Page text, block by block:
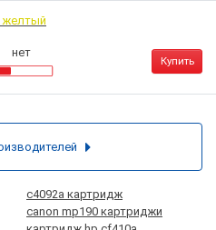
желтый
нет
Купить
c4092a картридж
canon mp190 картриджи